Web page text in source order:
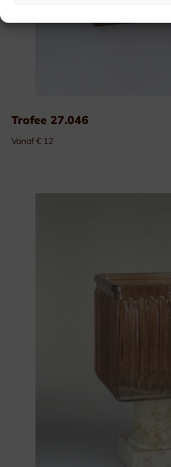
Trofee 27.046
Vanaf € 12